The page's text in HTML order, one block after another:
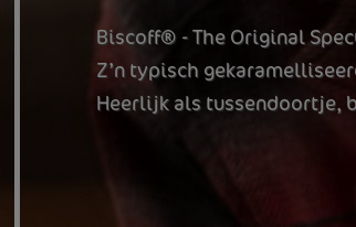
Biscoff® - The Original
Z’n typisch
Heerlijk als tussendoortje,